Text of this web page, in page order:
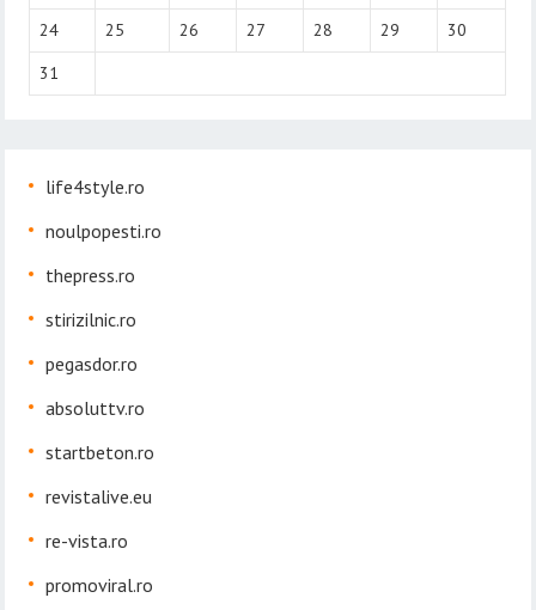
24
25 26 27 28 29
30
31
life4style.ro
noulpopesti.ro
thepress.ro
stirizilnic.ro
pegasdor.ro
absoluttv.ro
startbeton.ro
revistalive.eu
re-vista.ro
promoviral.ro